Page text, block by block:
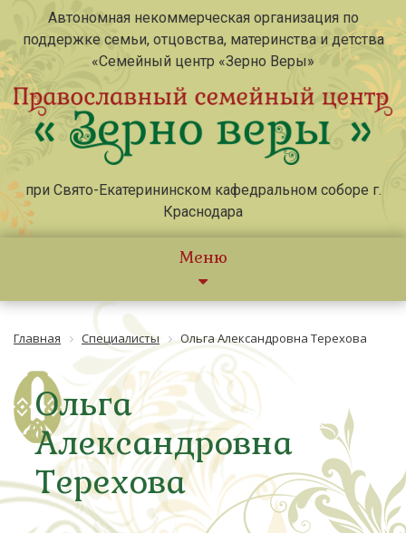
Автономная некоммерческая организация по
поддержке семьи, отцовства, материнства и детства
«Семейный центр «Зерно Веры»
при Свято-Екатерининском кафедральном соборе г.
Краснодара
Меню
Главная Специалисты Ольга Александровна Терехова
Ольга
Александровна
Терехова